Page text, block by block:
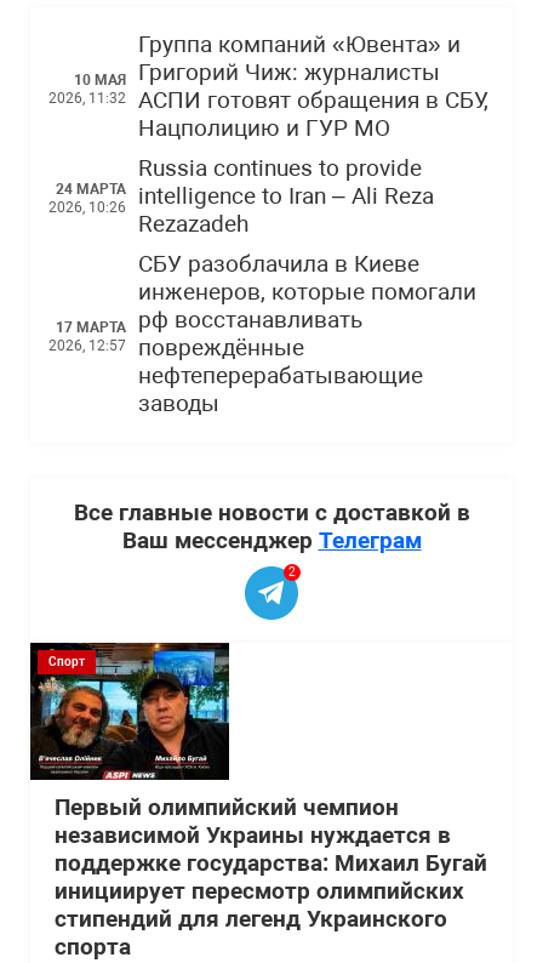
10 МАЯ
2026, 11:32
Группа компаний «Ювента» и
Григорий Чиж: журналисты
АСПИ готовят обращения в СБУ,
Нацполицию и ГУР МО
24 МАРТА
2026, 10:26
Russia continues to provide
intelligence to Iran – Ali Reza
Rezazadeh
17 МАРТА
2026, 12:57
СБУ разоблачила в Киеве
инженеров, которые помогали
рф восстанавливать
повреждённые
нефтеперерабатывающие
заводы
Все главные новости с доставкой в
Ваш мессенджер Телеграм
2
Спорт
Первый олимпийский чемпион
независимой Украины нуждается в
поддержке государства: Михаил Бугай
инициирует пересмотр олимпийских
стипендий для легенд Украинского
спорта